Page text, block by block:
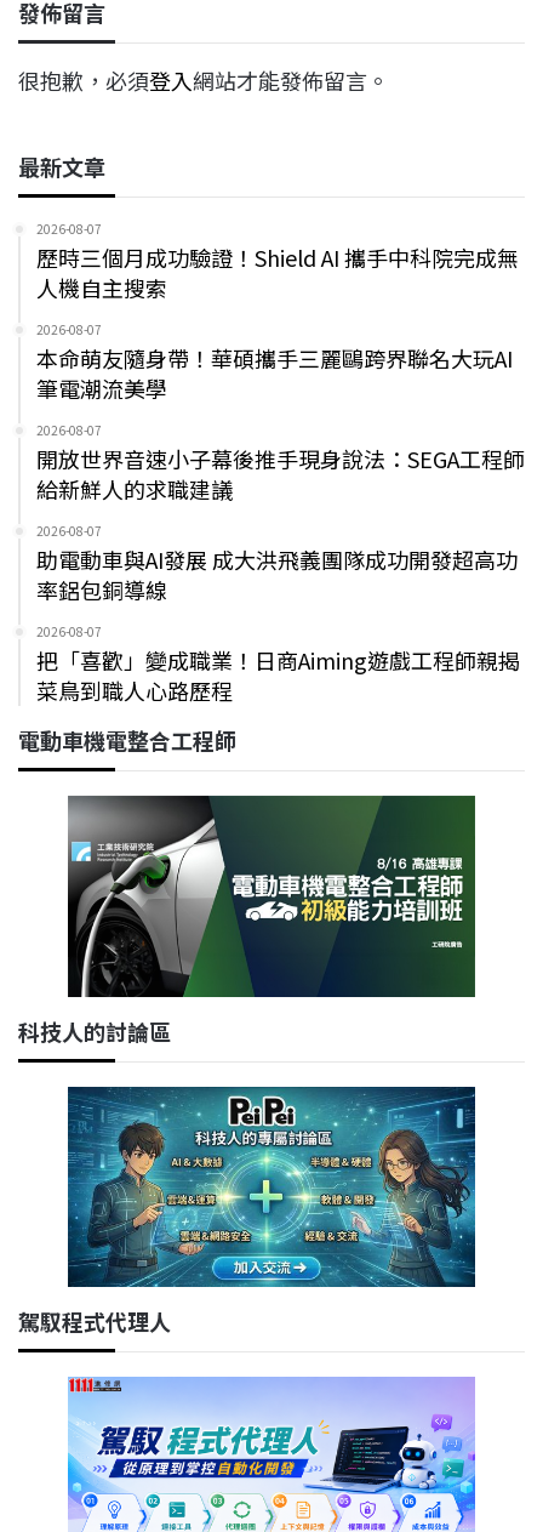
發佈留言
很抱歉，必須登入網站才能發佈留言。
最新文章
2026-08-07
歷時三個月成功驗證！Shield AI 攜手中科院完成無
人機自主搜索
2026-08-07
本命萌友隨身帶！華碩攜手三麗鷗跨界聯名大玩AI
筆電潮流美學
2026-08-07
開放世界音速小子幕後推手現身說法：SEGA工程師
給新鮮人的求職建議
2026-08-07
助電動車與AI發展 成大洪飛義團隊成功開發超高功
率鋁包銅導線
2026-08-07
把「喜歡」變成職業！日商Aiming遊戲工程師親揭
菜鳥到職人心路歷程
電動車機電整合工程師
科技人的討論區
駕馭程式代理人